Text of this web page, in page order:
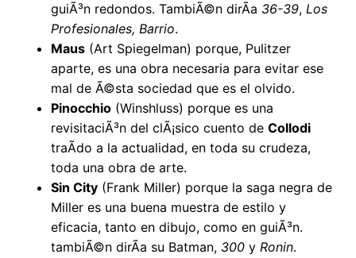
guiÃ³n redondos. TambiÃ©n dirÃ­a 36-39, Los
Profesionales, Barrio.
Maus (Art Spiegelman) porque, Pulitzer
aparte, es una obra necesaria para evitar ese
mal de Ã©sta sociedad que es el olvido.
Pinocchio (Winshluss) porque es una
revisitaciÃ³n del clÃ¡sico cuento de Collodi
traÃ­do a la actualidad, en toda su crudeza,
toda una obra de arte.
Sin City (Frank Miller) porque la saga negra de
Miller es una buena muestra de estilo y
eficacia, tanto en dibujo, como en guiÃ³n.
tambiÃ©n dirÃ­a su Batman, 300 y Ronin.